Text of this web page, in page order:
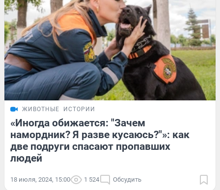
ЖИВОТНЫЕ ИСТОРИИ
«Иногда обижается: "Зачем
намордник? Я разве кусаюсь?"»: как
две подруги спасают пропавших
людей
18 июля, 2024, 15:00 1 524 Обсудить